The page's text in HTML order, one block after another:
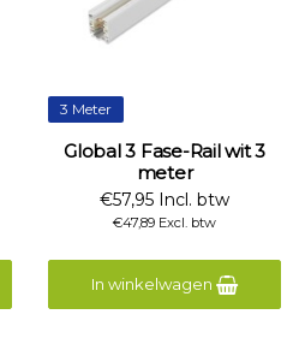
3 Meter
Global 3 Fase-Rail wit 3
meter
€57,95 Incl. btw
€47,89 Excl. btw
In winkelwagen